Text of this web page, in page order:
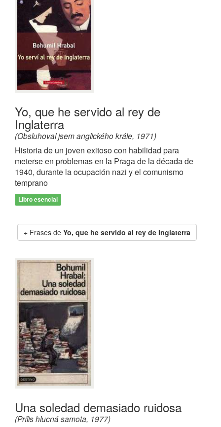
Yo, que he servido al rey de
Inglaterra
(Obsluhoval jsem anglického krále, 1971)
Historia de un joven exitoso con habilidad para
meterse en problemas en la Praga de la década de
1940, durante la ocupación nazi y el comunismo
temprano
Libro esencial
Frases de Yo, que he servido al rey de Inglaterra
Una soledad demasiado ruidosa
(Prílis hlucná samota, 1977)